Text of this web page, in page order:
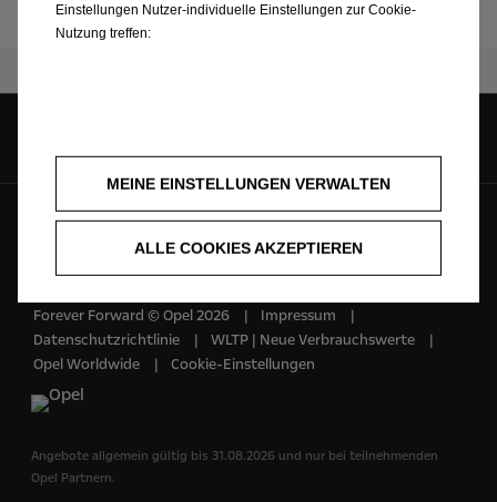
Broschüre & Preisliste
Forever Forward © Opel 2026
Impressum
Datenschutzrichtlinie
WLTP | Neue Verbrauchswerte
Opel Worldwide
Cookie-Einstellungen
Angebote allgemein gültig bis 31.08.2026 und nur bei teilnehmenden
Opel Partnern.
Einstellungen Nutzer-individuelle Einstellungen zur Cookie-
Nutzung treffen:
MEINE EINSTELLUNGEN VERWALTEN
ALLE COOKIES AKZEPTIEREN